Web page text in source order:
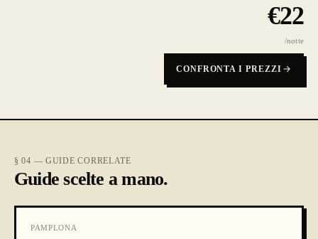
€22
/notte
CONFRONTA I PREZZI
§ 04 — GUIDE CORRELATE
Guide scelte a mano.
PAMPLONA